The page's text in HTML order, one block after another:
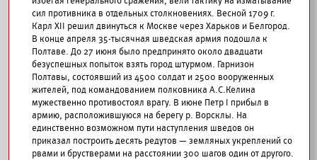
сил противника в отдельных столкновениях. Весной 1709 г.
Карл XII решил двинуться к Москве через Харьков и Белгород.
В конце апреля 35-тысячная шведская армия подошла к
Полтаве. До 27 июня было предпринято около двадцати
безуспешных попыток взять город штурмом. Гарнизон
Полтавы, состоявший из 4500 солдат и 2500 вооруженных
жителей, под командованием полковника А.С.Келина
мужественно противостоял врагу. В июне Петр I прибыл в
армию, расположившуюся на берегу р. Ворсклы. На
единственно возможном пути наступления шведов он
приказал построить десять редутов — земляных укреплений со
рвами и брустверами на расстоянии 300 шагов один от другого.